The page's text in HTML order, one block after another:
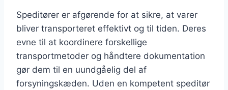
Speditører er afgørende for at sikre, at varer
bliver transporteret effektivt og til tiden. Deres
evne til at koordinere forskellige
transportmetoder og håndtere dokumentation
gør dem til en uundgåelig del af
forsyningskæden. Uden en kompetent speditør